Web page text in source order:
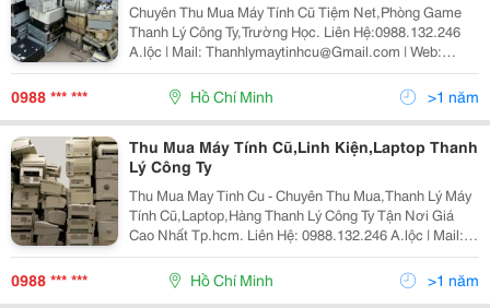
Chuyên Thu Mua Máy Tính Cũ Tiệm Net,Phòng Game
Thanh Lý Công Ty,Trường Học. Liên Hệ:0988.132.246
A.lộc | Mail: Thanhlymaytinhcu@Gmail.com | Web:
Minhkhoicomputer.blogspot.com Thu Mua Phòng
Net,Thanh Lý Phòng Games Giá Cao Khu Vực Nội
Ngoại Thành. Chu
0988 *** *** Hồ Chí Minh >1 năm
Thu Mua Máy Tính Cũ,Linh Kiện,Laptop Thanh
Lý Công Ty
Thu Mua May Tinh Cu - Chuyên Thu Mua,Thanh Lý Máy
Tính Cũ,Laptop,Hàng Thanh Lý Công Ty Tận Nơi Giá
Cao Nhất Tp.hcm. Liên Hệ: 0988.132.246 A.lộc | Mail:
Thanhlymaytinhcu@Gmail.com | Web:
Minhkhoicomputer Xem Video Dịch Vụ Của Chúng Tôi:
Youtube Xem Tr
0988 *** *** Hồ Chí Minh >1 năm